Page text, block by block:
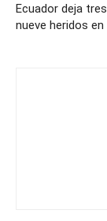
Ecuador deja
nueve heridos